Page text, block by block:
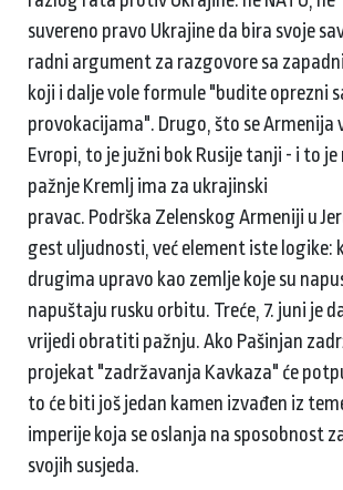
suvereno pravo Ukrajine da bira svoje
radni argument za razgovore sa
koji i dalje vole formule "budite oprezni
provokacijama". Drugo, što se Armenija
Evropi, to je južni bok Rusije tanji - i to je
pažnje Kremlj ima za ukrajinski
pravac. Podrška Zelenskog Armeniji u
gest uljudnosti, već element iste logike:
drugima upravo kao zemlje koje su
napuštaju rusku orbitu. Treće, 7. juni je
vrijedi obratiti pažnju. Ako Pašinjan
projekat "zadržavanja Kavkaza" će
to će biti još jedan kamen izvađen iz
imperije koja se oslanja na sposobnost
svojih susjeda.